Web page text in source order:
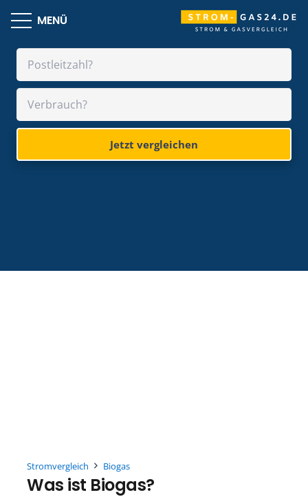
MENÜ
Jetzt vergleichen
Stromvergleich Biogas
Was ist Biogas?